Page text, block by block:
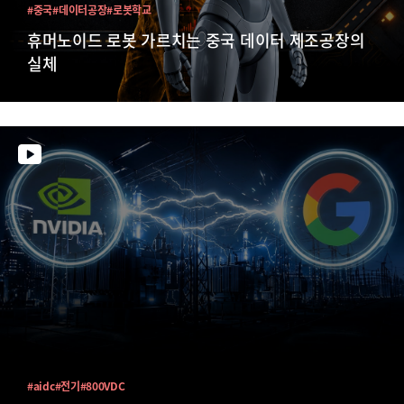
휴머노이드 로봇 가르치는 중국 데이터 제조공장의
실체
#중국#데이터공장#로봇학교
#aidc#전기#800VDC